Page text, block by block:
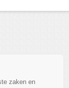
zaken en